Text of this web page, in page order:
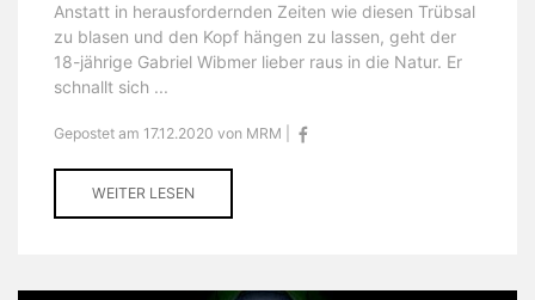
Anstatt in herausfordernden Zeiten wie diesen Trübsal
zu blasen und den Kopf hängen zu lassen, geht der
18-jährige Gabriel Wibmer lieber raus in die Natur. Er
schnallt sich ...
Gepostet am 17.12.2020 von MRM |
WEITER LESEN